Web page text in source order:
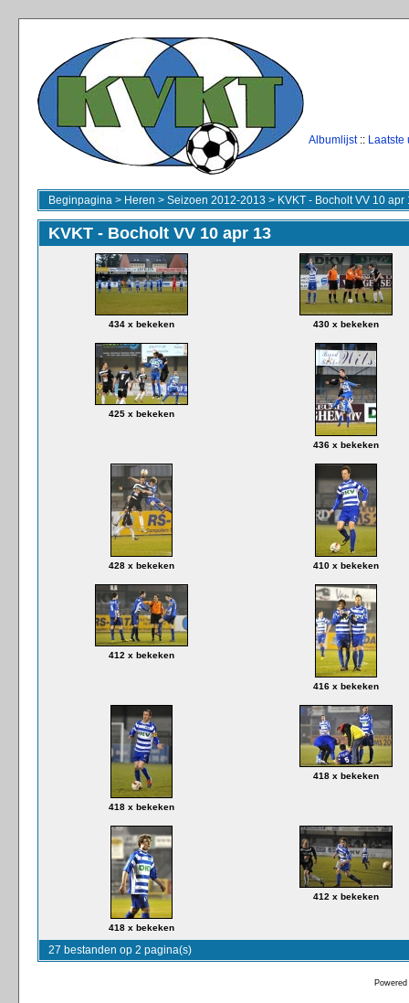
Albumlijst:: Laatste
Beginpagina > Heren > Seizoen 2012-2013 > KVKT - Bocholt VV 10 apr
KVKT - Bocholt VV 10 apr 13
434 x bekeken 430 x bekeken
425 x bekeken
436 x bekeken
428 x bekeken 410 x bekeken
412 x bekeken
416 x bekeken
418 x bekeken
418 x bekeken
418 x bekeken
412 x bekeken
27 bestanden op 2 pagina(s)